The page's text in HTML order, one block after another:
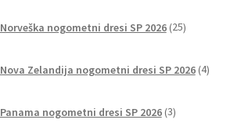
Norveška nogometni dresi SP 2026 25izdelkov
Nova Zelandija nogometni dresi SP 2026 4izdelki
Panama nogometni dresi SP 2026 3izdelki